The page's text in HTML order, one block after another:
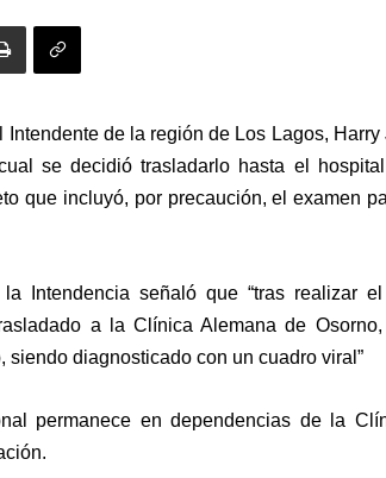
de la región de Los Lagos, Harry
se decidió trasladarlo hasta el
que incluyó, por precaución, el examen
Intendencia señaló que “tras realizar el
a la Clínica Alemana de
diagnosticado con un cuadro viral”
permanece en dependencias de la